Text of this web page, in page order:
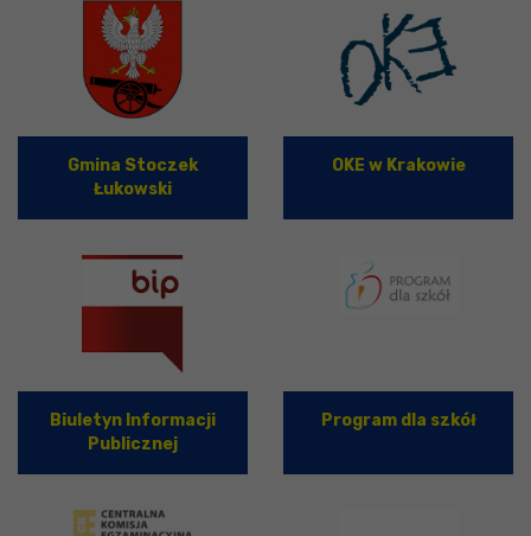
Gmina Stoczek
Łukowski
OKE w Krakowie
Biuletyn Informacji
Publicznej
Program dla szkół